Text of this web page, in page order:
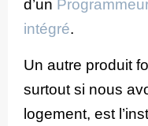
d’un
intégré.
Un autre produit
surtout si nous
logement, est